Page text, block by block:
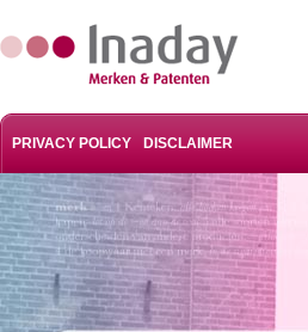
PRIVACY POLICY DISCLAIMER